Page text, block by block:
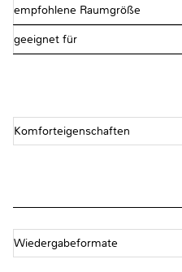
empfohlene Raumgröße
geeignet für
Komforteigenschaften
Wiedergabeformate